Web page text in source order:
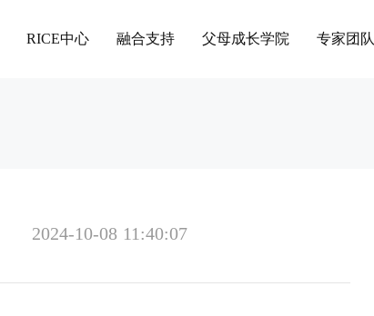
RICE中心 融合支持 父母成长学院 专家团队
2024-10-08 11:40:07